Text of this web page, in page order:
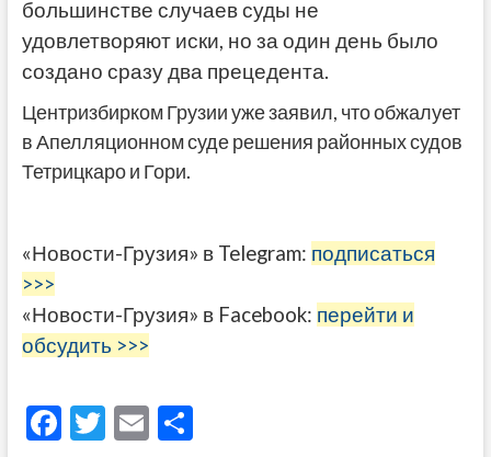
большинстве случаев суды не
удовлетворяют иски, но за один день было
создано сразу два прецедента.
Центризбирком Грузии уже заявил, что обжалует
в Апелляционном суде решения районных судов
Тетрицкаро и Гори.
«Новости-Грузия» в Telegram: подписаться
>>>
«Новости-Грузия» в Facebook: перейти и
обсудить >>>
F T E О